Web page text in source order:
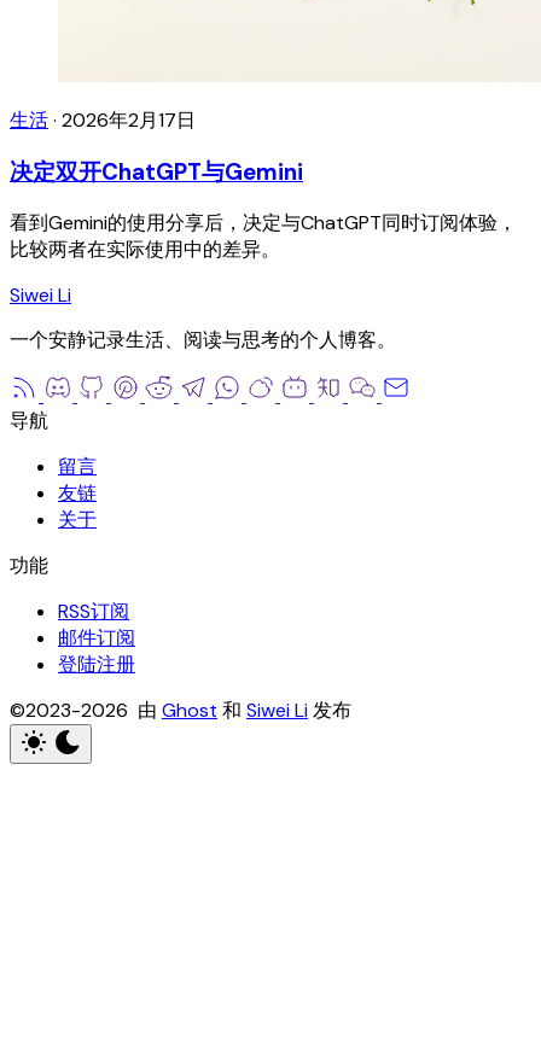
生活· 2026年2月17日
决定双开ChatGPT与Gemini
看到Gemini的使用分享后，决定与ChatGPT同时订阅体验，
比较两者在实际使用中的差异。
Siwei Li
一个安静记录生活、阅读与思考的个人博客。
留言
友链
关于
RSS订阅
邮件订阅
登陆注册
©2023-2026 由 Ghost 和 Siwei Li发布